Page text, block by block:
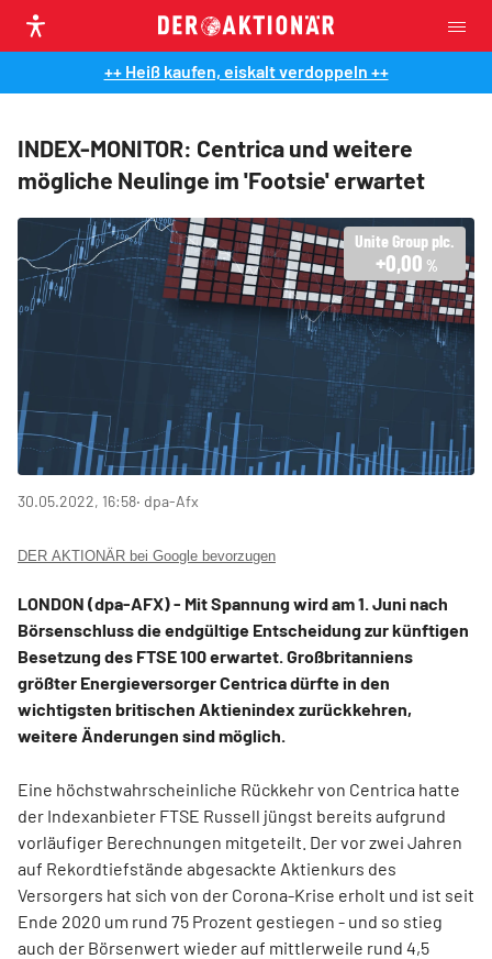
++ Heiß kaufen, eiskalt verdoppeln ++
INDEX-MONITOR: Centrica und weitere
mögliche Neulinge im 'Footsie' erwartet
Unite Group plc.
+0,00 %
30.05.2022, 16:58‧ dpa-Afx
DER AKTIONÄR bei Google bevorzugen
LONDON (dpa-AFX) - Mit Spannung wird am 1. Juni nach
Börsenschluss die endgültige Entscheidung zur künftigen
Besetzung des FTSE 100erwartet. Großbritanniens
größter Energieversorger Centricadürfte in den
wichtigsten britischen Aktienindex zurückkehren,
weitere Änderungen sind möglich.
Eine höchstwahrscheinliche Rückkehr von Centrica hatte
der Indexanbieter FTSE Russell jüngst bereits aufgrund
vorläufiger Berechnungen mitgeteilt. Der vor zwei Jahren
auf Rekordtiefstände abgesackte Aktienkurs des
Versorgers hat sich von der Corona-Krise erholt und ist seit
Ende 2020 um rund 75 Prozent gestiegen - und so stieg
auch der Börsenwert wieder auf mittlerweile rund 4,5